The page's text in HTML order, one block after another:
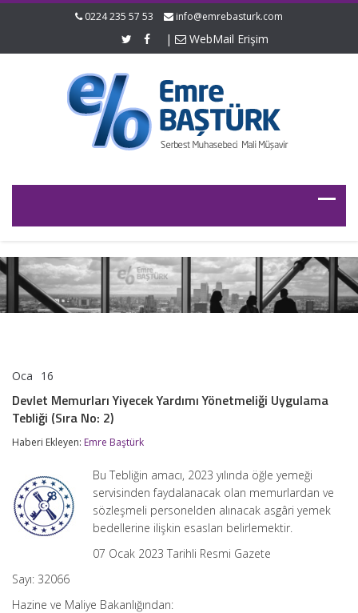
0224 235 57 53 info@emrebasturk.com
| WebMail Erişim
Oca 16
Yiyecek
Yardımı
Uygulama
2)
için
Devlet Memurları Yiyecek Yardımı Yönetmeliği Uygulama
Tebliği (Sıra No: 2)
Haberi Ekleyen: Emre Baştürk
Bu Tebliğin amacı, 2023 yılında öğle yemeği
servisinden faydalanacak olan memurlardan ve
sözleşmeli personelden alınacak asgâri yemek
bedellerine ilişkin esasları belirlemektir.
07 Ocak 2023 Tarihli Resmi Gazete
Sayı: 32066
Hazine ve Maliye Bakanlığından: